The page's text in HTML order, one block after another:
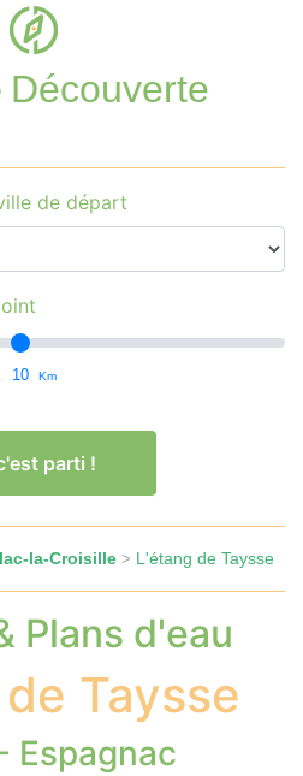
Découverte
de départ
10 Km
parti !
la-Croisille > L'étang de Taysse
Plans d'eau
Taysse
Espagnac